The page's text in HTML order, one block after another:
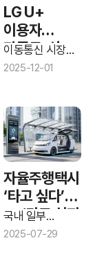
LG U+
이용자
만족도, 상-
하반기 연속
이동통신 시장의
고객만족 경쟁
2025-12-01
자율주행택시
‘타고 싶다’
vs ‘타고 싶지
않다’ : 42%
국내 일부
지역에서 시범
2025-07-29